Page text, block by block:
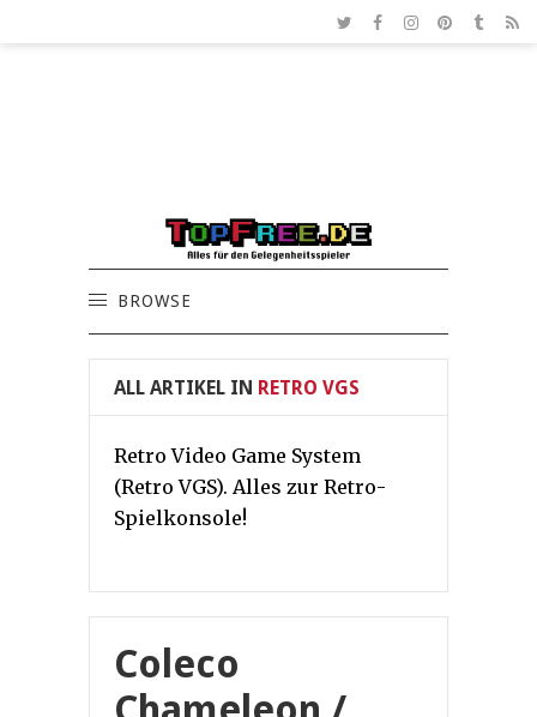
BROWSE
ALL ARTIKEL IN RETRO VGS
Retro Video Game System
(Retro VGS). Alles zur Retro-
Spielkonsole!
Coleco